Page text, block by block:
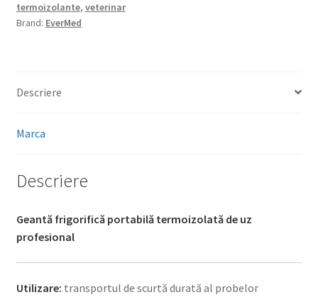
termoizolante, veterinar
Brand: EverMed
Descriere
Marca
Descriere
Geantă frigorifică portabilă termoizolată de uz
profesional
Utilizare: transportul de scurtă durată al probelor